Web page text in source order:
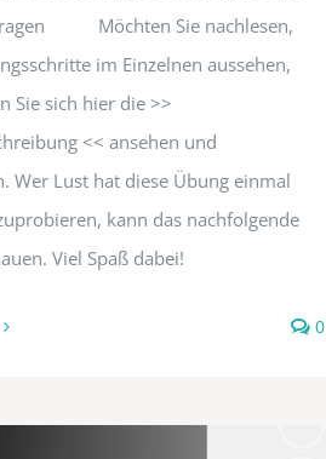
Möchten Sie nachlesen,
im Einzelnen aussehen,
Sie sich hier die >>
<< ansehen und
Wer Lust hat diese Übung einmal
kann das nachfolgende
Viel Spaß dabei!
0